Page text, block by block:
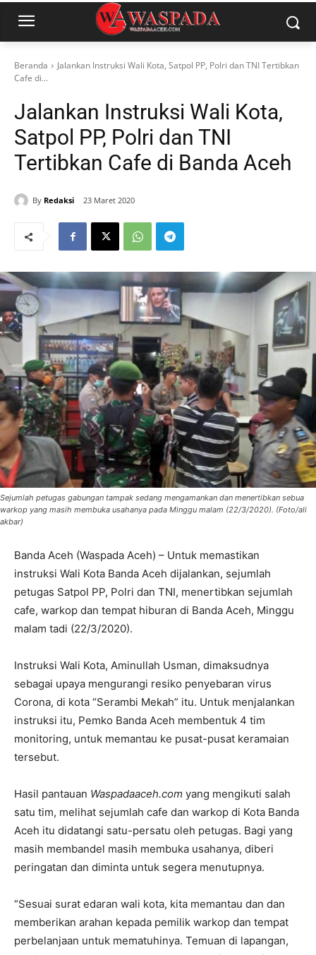
Beranda
Jalankan Instruksi Wali Kota, Satpol PP, Polri dan TNI Tertibkan
Cafe di...
Jalankan Instruksi Wali Kota,
Satpol PP, Polri dan TNI
Tertibkan Cafe di Banda Aceh
By Redaksi 23 Maret 2020
Sejumlah petugas gabungan tampak sedang mengamankan dan menertibkan sebua
warkop yang masih membuka usahanya pada Minggu malam (22/3/2020). (Foto/ali
akbar)
Banda Aceh (Waspada Aceh) – Untuk memastikan
instruksi Wali Kota Banda Aceh dijalankan, sejumlah
petugas Satpol PP, Polri dan TNI, menertibkan sejumlah
cafe, warkop dan tempat hiburan di Banda Aceh, Minggu
malam tadi (22/3/2020).
Instruksi Wali Kota, Aminullah Usman, dimaksudnya
sebagai upaya mengurangi resiko penyebaran virus
Corona, di kota “Serambi Mekah” itu. Untuk menjalankan
instruksi itu, Pemko Banda Aceh membentuk 4 tim
monitoring, untuk memantau ke pusat-pusat keramaian
tersebut.
Hasil pantauan Waspadaaceh.com yang mengikuti salah
satu tim, melihat sejumlah cafe dan warkop di Kota Banda
Aceh itu didatangi satu-persatu oleh petugas. Bagi yang
masih membandel masih membuka usahanya, diberi
peringatan dan diminta untuk segera menutupnya.
“Sesuai surat edaran wali kota, kita memantau dan dan
memberikan arahan kepada pemilik warkop dan tempat
perbelanjaan untuk mematuhinya. Temuan di lapangan,